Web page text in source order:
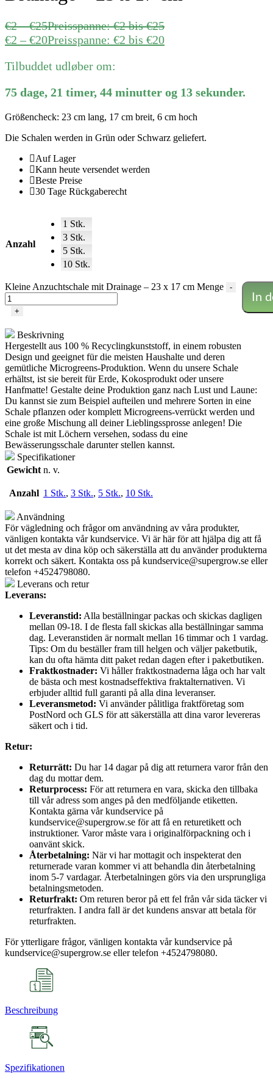
€2 –€25Preisspanne: €2 bis €25
€2 –€20Preisspanne: €2 bis €20
Tilbuddet udløber om:
75 dage, 21 timer, 44 minutter og 13 sekunder.
Größencheck: 23 cm lang, 17 cm breit, 6 cm hoch
Die Schalen werden in Grün oder Schwarz geliefert.
Auf Lager
Kann heute versendet werden
Beste Preise
30 Tage Rückgaberecht
Anzahl
1 Stk.
3 Stk.
5 Stk.
10 Stk.
Kleine Anzuchtschale mit Drainage – 23 x 17 cm Menge -
+
In
Beskrivning
Hergestellt aus 100 % Recyclingkunststoff, in einem robusten
Design und geeignet für die meisten Haushalte und deren
gemütliche Microgreens-Produktion. Wenn du unsere Schale
erhältst, ist sie bereit für Erde, Kokosprodukt oder unsere
Hanfmatte! Gestalte deine Produktion ganz nach Lust und Laune:
Du kannst sie zum Beispiel aufteilen und mehrere Sorten in eine
Schale pflanzen oder komplett Microgreens-verrückt werden und
eine große Mischung all deiner Lieblingssprosse anlegen! Die
Schale ist mit Löchern versehen, sodass du eine
Bewässerungsschale darunter stellen kannst.
Specifikationer
Gewicht n. v.
Anzahl 1 Stk., 3 Stk., 5 Stk., 10 Stk.
Användning
För vägledning och frågor om användning av våra produkter,
vänligen kontakta vår kundservice. Vi är här för att hjälpa dig att få
ut det mesta av dina köp och säkerställa att du använder produkterna
korrekt och säkert. Kontakta oss på kundservice@supergrow.se eller
telefon +4524798080.
Leverans och retur
Leverans:
Leveranstid: Alla beställningar packas och skickas dagligen
mellan 09-18. I de flesta fall skickas alla beställningar samma
dag. Leveranstiden är normalt mellan 16 timmar och 1 vardag.
Tips: Om du beställer fram till helgen och väljer paketbutik,
kan du ofta hämta ditt paket redan dagen efter i paketbutiken.
Fraktkostnader: Vi håller fraktkostnaderna låga och har valt
de bästa och mest kostnadseffektiva fraktalternativen. Vi
erbjuder alltid full garanti på alla dina leveranser.
Leveransmetod: Vi använder pålitliga fraktföretag som
PostNord och GLS för att säkerställa att dina varor levereras
säkert och i tid.
Retur:
Returrätt: Du har 14 dagar på dig att returnera varor från den
dag du mottar dem.
Returprocess: För att returnera en vara, skicka den tillbaka
till vår adress som anges på den medföljande etiketten.
Kontakta gärna vår kundservice på
kundservice@supergrow.se för att få en returetikett och
instruktioner. Varor måste vara i originalförpackning och i
oanvänt skick.
Återbetalning: När vi har mottagit och inspekterat den
returnerade varan kommer vi att behandla din återbetalning
inom 5-7 vardagar. Återbetalningen görs via den ursprungliga
betalningsmetoden.
Returfrakt: Om returen beror på ett fel från vår sida täcker vi
returfrakten. I andra fall är det kundens ansvar att betala för
returfrakten.
För ytterligare frågor, vänligen kontakta vår kundservice på
kundservice@supergrow.se eller telefon +4524798080.
Beschreibung
Spezifikationen